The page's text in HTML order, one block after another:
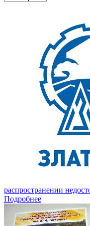
распространении
Подробнее